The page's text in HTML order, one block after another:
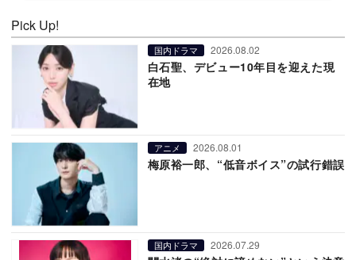
Pick Up!
国内ドラマ 2026.08.02
白石聖、デビュー10年目を迎えた現
在地
アニメ 2026.08.01
梅原裕一郎、“低音ボイス”の試行錯誤
国内ドラマ 2026.07.29